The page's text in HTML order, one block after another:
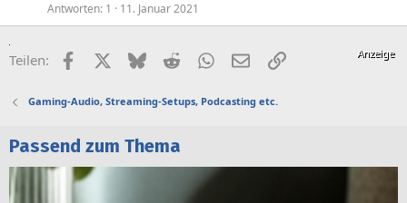
Antworten 1 11. Januar 2021
Teilen: FacebookX (Twitter)
BlueskyRedditWhatsApp
E-MailLink
Gaming-Audio, Streaming-Setups, Podcasting etc.
Passend zum Thema